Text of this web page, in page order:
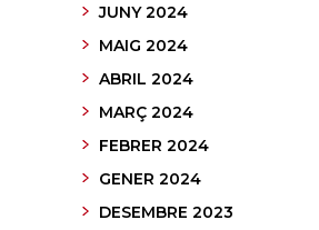
JUNY 2024
MAIG 2024
ABRIL 2024
MARÇ 2024
FEBRER 2024
GENER 2024
DESEMBRE 2023